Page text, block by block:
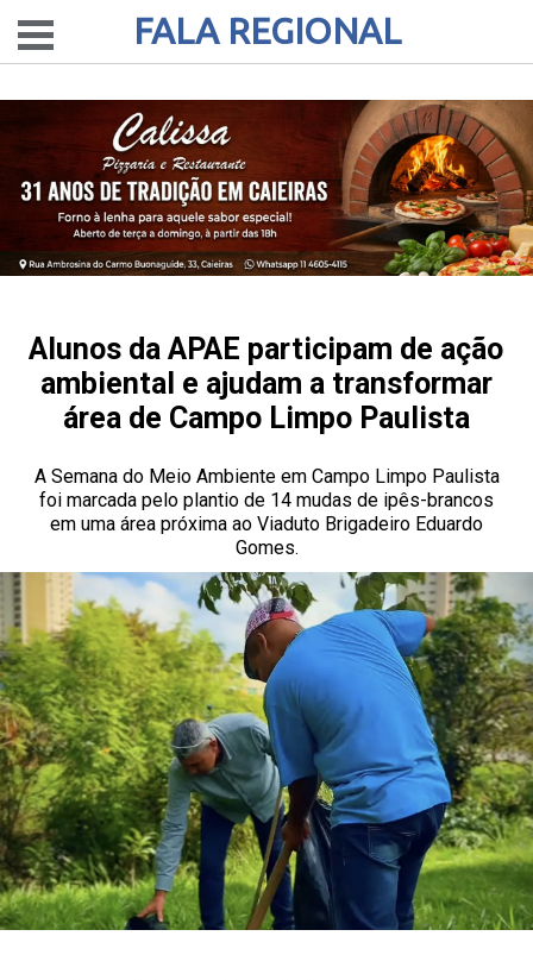
FALA REGIONAL
Alunos da APAE participam de ação
ambiental e ajudam a transformar
área de Campo Limpo Paulista
A Semana do Meio Ambiente em Campo Limpo Paulista
foi marcada pelo plantio de 14 mudas de ipês-brancos
em uma área próxima ao Viaduto Brigadeiro Eduardo
Gomes.